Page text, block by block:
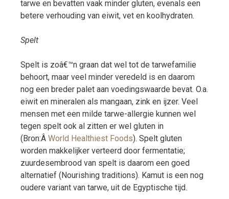
tarwe en bevatten vaak minder gluten, evenals een
betere verhouding van eiwit, vet en koolhydraten.
Spelt
Spelt is zoâ€™n graan dat wel tot de tarwefamilie
behoort, maar veel minder veredeld is en daarom
nog een breder palet aan voedingswaarde bevat. O.a.
eiwit en mineralen als mangaan, zink en ijzer. Veel
mensen met een milde tarwe-allergie kunnen wel
tegen spelt ook al zitten er wel gluten in
(Bron:Â World Healthiest Foods). Spelt gluten
worden makkelijker verteerd door fermentatie;
zuurdesembrood van spelt is daarom een goed
alternatief (Nourishing traditions). Kamut is een nog
oudere variant van tarwe, uit de Egyptische tijd.